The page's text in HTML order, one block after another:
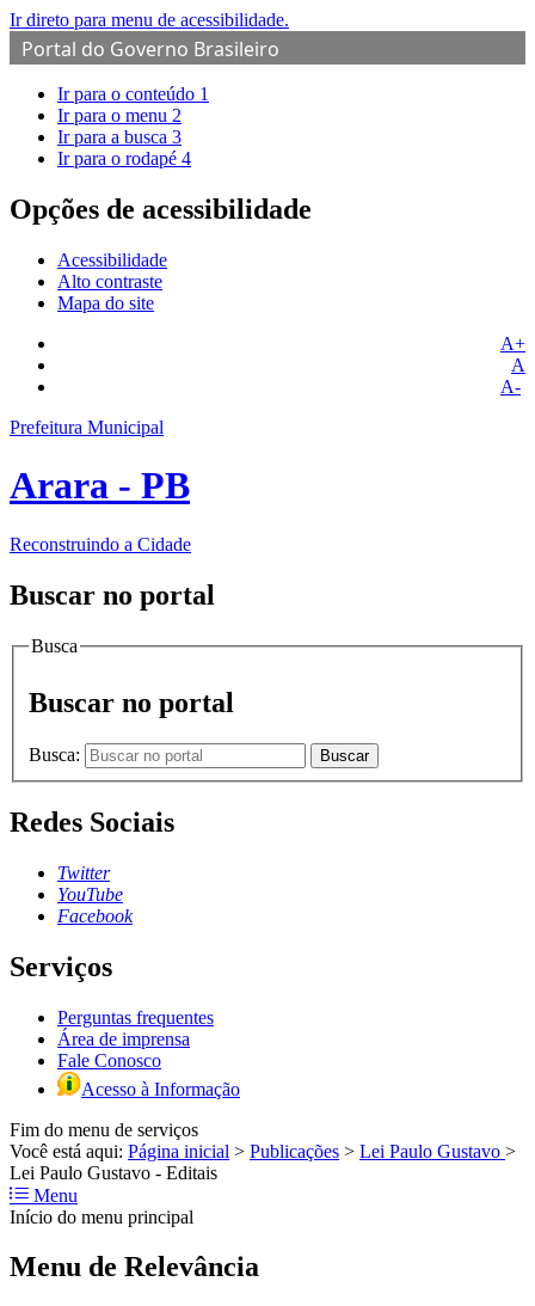
Ir direto para menu de acessibilidade.
Portal do Governo Brasileiro
Ir para o conteúdo 1
Ir para o menu 2
Ir para a busca 3
Ir para o rodapé 4
Opções de acessibilidade
Acessibilidade
Alto contraste
Mapa do site
A+
A
A-
Prefeitura Municipal
Arara - PB
Reconstruindo a Cidade
Buscar no portal
Busca
Buscar no portal
Busca: Buscar
Redes Sociais
Twitter
YouTube
Facebook
Serviços
Perguntas frequentes
Área de imprensa
Fale Conosco
Acesso à Informação
Fim do menu de serviços
Você está aqui: Página inicial > Publicações > Lei Paulo Gustavo >
Lei Paulo Gustavo - Editais
Menu
Início do menu principal
Menu de Relevância